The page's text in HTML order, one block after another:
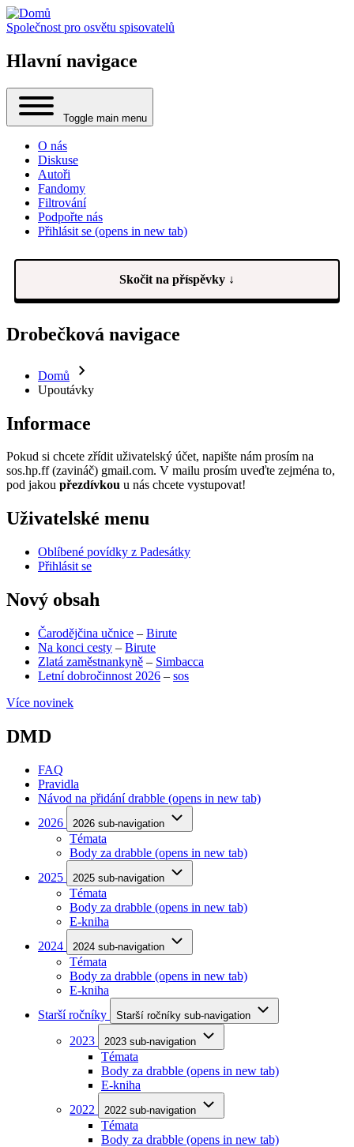
Společnost pro osvětu spisovatelů
Hlavní navigace
Toggle main menu
O nás
Diskuse
Autoři
Fandomy
Filtrování
Podpořte nás
Přihlásit se (opens in new tab)
Skočit na příspěvky ↓
Drobečková navigace
Domů
Upoutávky
Informace
Pokud si chcete zřídit uživatelský účet, napište nám prosím na
sos.hp.ff (zavináč) gmail.com. V mailu prosím uveďte zejména to,
pod jakou přezdívkou u nás chcete vystupovat!
Uživatelské menu
Oblíbené povídky z Padesátky
Přihlásit se
Nový obsah
Čarodějčina učnice – Birute
Na konci cesty – Birute
Zlatá zaměstnankyně – Simbacca
Letní dobročinnost 2026 – sos
Více novinek
DMD
FAQ
Pravidla
Návod na přidání drabble (opens in new tab)
2026
2026 sub-navigation
Témata
Body za drabble (opens in new tab)
2025
2025 sub-navigation
Témata
Body za drabble (opens in new tab)
E-kniha
2024
2024 sub-navigation
Témata
Body za drabble (opens in new tab)
E-kniha
Starší ročníky
Starší ročníky sub-navigation
2023 2023 sub-navigation
Témata
Body za drabble (opens in new tab)
E-kniha
2022
2022 sub-navigation
Témata
Body za drabble (opens in new tab)